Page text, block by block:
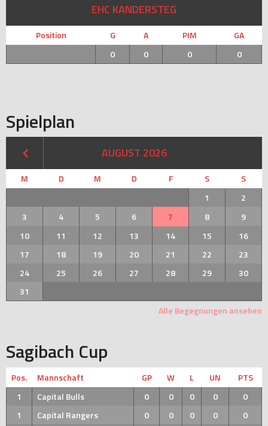
EHC KANDERSTEG
Position G A PIM
GA
0
0 0 0
Spielplan
AUGUST 2026
M D M D F S
S
1
2
3
4 5 6 7 8
9
10
11 12 13 14 15
16
17
18 19 20 21 22
23
24
25 26 27 28 29
30
31
Alle Begegnungen ansehen
Sagibach Cup
Pos. Mannschaft GP W L UN
PTS
1
Capital Bulls 0 0 0 0
0
1
Capital Rangers 0 0 0 0
0